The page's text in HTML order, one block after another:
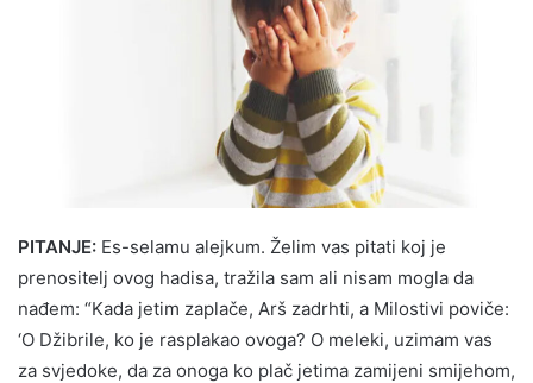
PITANJE: Es-selamu alejkum. Želim vas pitati koj je
prenositelj ovog hadisa, tražila sam ali nisam mogla da
nađem: “Kada jetim zaplače, Arš zadrhti, a Milostivi poviče:
‘O Džibrile, ko je rasplakao ovoga? O meleki, uzimam vas
za svjedoke, da za onoga ko plač jetima zamijeni smijehom,